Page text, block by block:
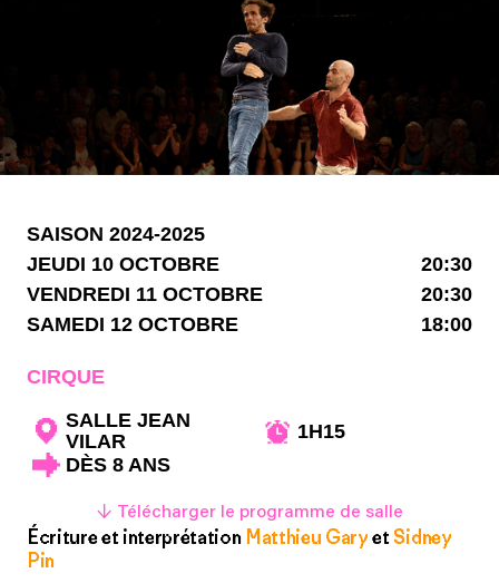
SAISON 2024-2025
JEUDI 10 OCTOBRE
20:30
VENDREDI 11 OCTOBRE
20:30
SAMEDI 12 OCTOBRE
18:00
CIRQUE
SALLE JEAN
VILAR
1H15
DÈS 8 ANS
↓ Télécharger le programme de salle
Écriture et interprétation Matthieu Garyet Sidney
Pin